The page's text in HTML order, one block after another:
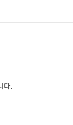
다.